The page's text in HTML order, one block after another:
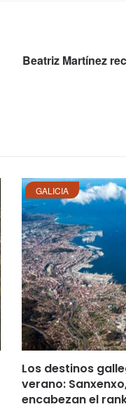
Beatriz Martínez
GALICIA
Los destinos
verano:
encabezan el